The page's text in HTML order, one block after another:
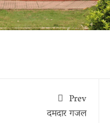
Prev
दमदार गजल